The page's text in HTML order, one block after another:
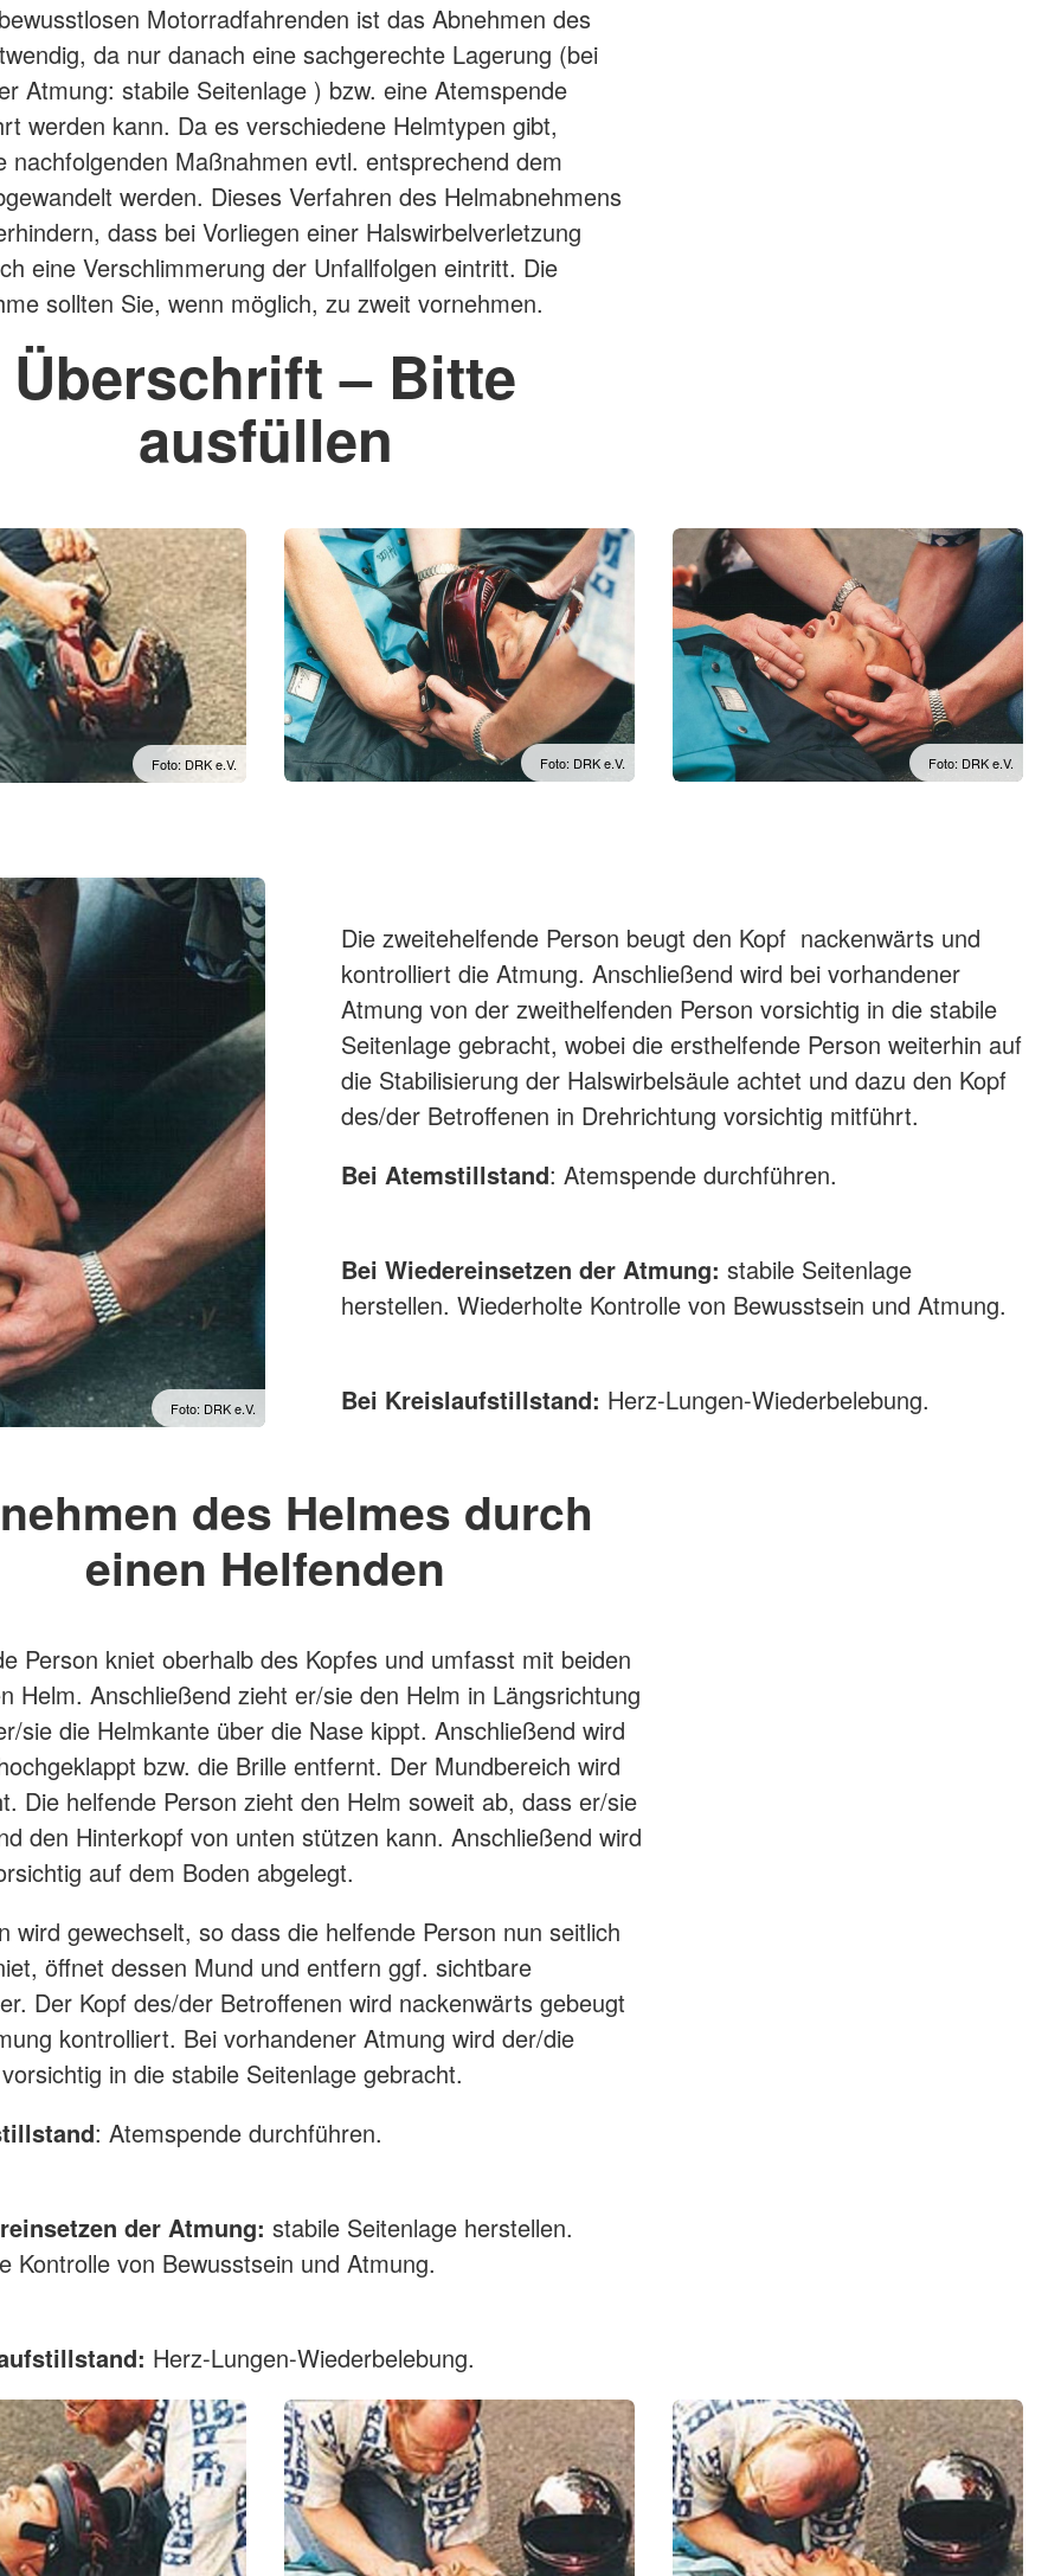
Motorradfahrenden ist das Abnehmen des
da nur danach eine sachgerechte Lagerung (bei
Atmung: stabile Seitenlage ) bzw. eine Atemspende
werden kann. Da es verschiedene Helmtypen gibt,
nachfolgenden Maßnahmen evtl. entsprechend dem
werden. Dieses Verfahren des Helmabnehmens
dass bei Vorliegen einer Halswirbelverletzung
eine Verschlimmerung der Unfallfolgen eintritt. Die
sollten Sie, wenn möglich, zu zweit vornehmen.
Überschrift – Bitte
ausfüllen
Foto: DRK e.V. Foto: DRK e.V. Foto: DRK e.V.
Foto: DRK e.V.
Die zweitehelfende Person beugt den Kopf nackenwärts und
kontrolliert die Atmung. Anschließend wird bei vorhandener
Atmung von der zweithelfenden Person vorsichtig in die stabile
Seitenlage gebracht, wobei die ersthelfende Person weiterhin auf
die Stabilisierung der Halswirbelsäule achtet und dazu den Kopf
des/der Betroffenen in Drehrichtung vorsichtig mitführt.
Bei Atemstillstand: Atemspende durchführen.
Bei Wiedereinsetzen der Atmung: stabile Seitenlage
herstellen. Wiederholte Kontrolle von Bewusstsein und Atmung.
Bei Kreislaufstillstand: Herz-Lungen-Wiederbelebung.
des Helmes durch
einen Helfenden
Person kniet oberhalb des Kopfes und umfasst mit beiden
Helm. Anschließend zieht er/sie den Helm in Längsrichtung
sie die Helmkante über die Nase kippt. Anschließend wird
bzw. die Brille entfernt. Der Mundbereich wird
Die helfende Person zieht den Helm soweit ab, dass er/sie
den Hinterkopf von unten stützen kann. Anschließend wird
auf dem Boden abgelegt.
wird gewechselt, so dass die helfende Person nun seitlich
öffnet dessen Mund und entfern ggf. sichtbare
Der Kopf des/der Betroffenen wird nackenwärts gebeugt
kontrolliert. Bei vorhandener Atmung wird der/die
in die stabile Seitenlage gebracht.
: Atemspende durchführen.
der Atmung: stabile Seitenlage herstellen.
Kontrolle von Bewusstsein und Atmung.
Herz-Lungen-Wiederbelebung.